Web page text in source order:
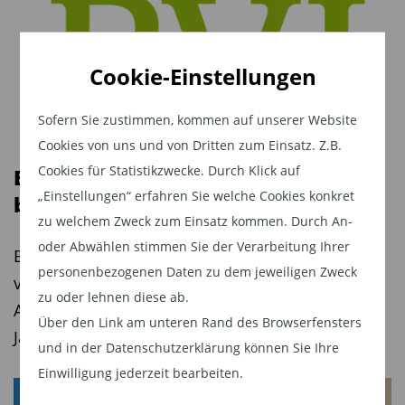
Cookie-Einstellungen
Sofern Sie zustimmen, kommen auf unserer Website
Cookies von uns und von Dritten zum Einsatz. Z.B.
Cookies für Statistikzwecke. Durch Klick auf
„Einstellungen“ erfahren Sie welche Cookies konkret
zu welchem Zweck zum Einsatz kommen. Durch An-
oder Abwählen stimmen Sie der Verarbeitung Ihrer
personenbezogenen Daten zu dem jeweiligen Zweck
zu oder lehnen diese ab.
Über den Link am unteren Rand des Browserfensters
und in der Datenschutzerklärung können Sie Ihre
Einwilligung jederzeit bearbeiten.
BVI-Statistik: Publikumsfonds mit
bestem Jahresstart
ETFs führen Absatzliste an. Geldmarktfonds
verzeichneten Zuflüsse, Immobilienfonds
Abflüsse. Das verwaltete Vermögen legt in drei
Jahren um fast ein Viertel zu.